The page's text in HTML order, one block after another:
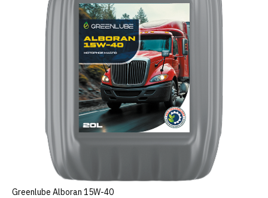
Greenlube Alboran 15W-40